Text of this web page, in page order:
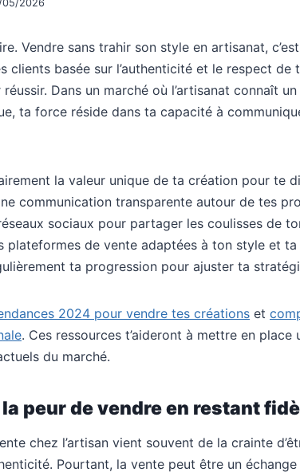
2026
Vendre sans trahir son style en artisanat,
clients basée sur l’authenticité et le respect
Dans un marché où l’artisanat connaît
ta force réside dans ta capacité à
la valeur unique de ta création pour te
communication transparente autour de tes
sociaux pour partager les coulisses de
plateformes de vente adaptées à ton style et ta
ta progression pour ajuster ta
2024 pour vendre tes créations et
. Ces ressources t’aideront à mettre en
du marché.
peur de vendre en restant
chez l’artisan vient souvent de la crainte
Pourtant, la vente peut être un